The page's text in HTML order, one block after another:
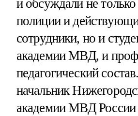
и обсуждали не
полиции и
сотрудники, но и
академии МВД, и
педагогический
начальник
академии МВД